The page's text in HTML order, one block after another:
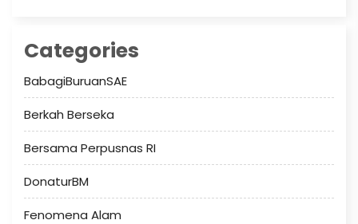
Categories
BabagiBuruanSAE
Berkah Berseka
Bersama Perpusnas RI
DonaturBM
Fenomena Alam